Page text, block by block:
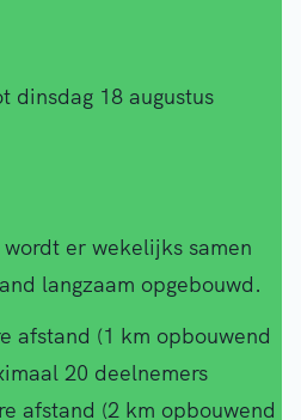
dinsdag 18 augustus
er wekelijks samen
langzaam opgebouwd.
afstand (1 km opbouwend
20 deelnemers
afstand (2 km opbouwend